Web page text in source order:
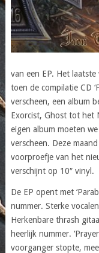
van een EP. Het
toen de compilatie CD
verscheen, een album
Exorcist, Ghost tot het
eigen album moeten
verscheen. Deze
voorproefje van het
verschijnt op 10″ vinyl.
De EP opent met
nummer. Sterke
Herkenbare thrash
heerlijk nummer.
voorganger stopte,